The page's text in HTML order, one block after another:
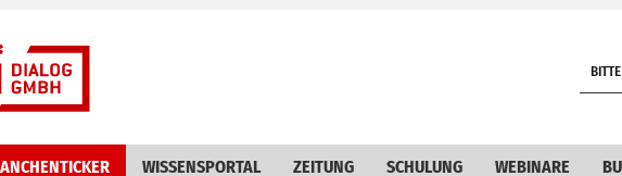
WISSENSPORTAL ZEITUNG SCHULUNG WEBINARE